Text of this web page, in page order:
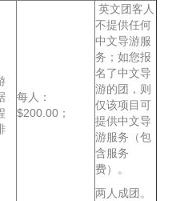
每人：
$200.00；
英文团客人
不提供任何
中文导游服
务；如您报
名了中文导
游的团，则
仅该项目可
提供中文导
游服务（包
含服务
费）。
两人成团。